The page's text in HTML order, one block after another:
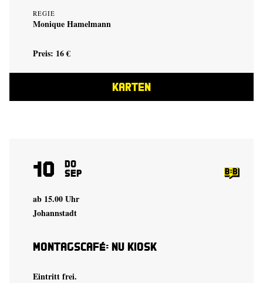
REGIE
Monique Hamelmann
Preis: 16 €
KARTEN
10 Do
Sep
ab 15.00 Uhr
Johannstadt
Montagscafé: Nu Kiosk
Eintritt frei.